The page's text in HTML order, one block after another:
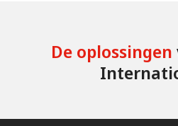
De oplossingen